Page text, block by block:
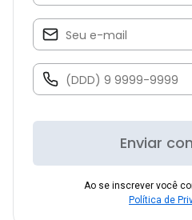
Enviar
Ao se inscrever você
Política de